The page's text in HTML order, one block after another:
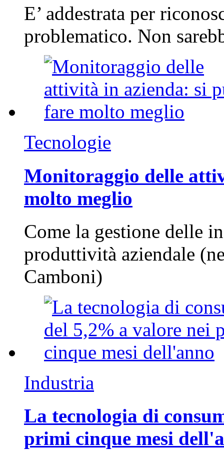
E’ addestrata per
problematico. Non
Tecnologie
Monitoraggio delle
molto meglio
Come la gestione delle
produttività aziendale
Camboni)
Industria
La tecnologia di
primi cinque mesi